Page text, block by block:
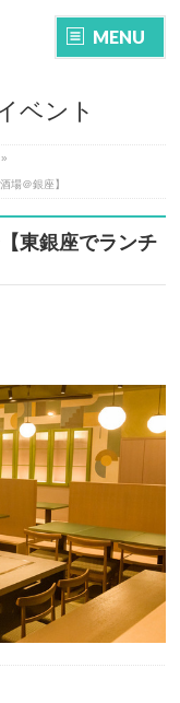
MENU
ベント
»
場＠銀座】
東銀座でランチ